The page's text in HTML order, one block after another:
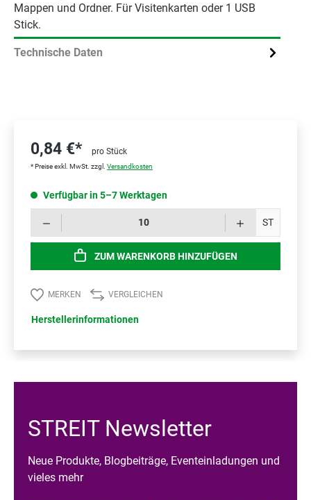
Mappen und Ordner. Für Visitenkarten oder 1 USB
Stick.
Technische Daten
0,84 €* pro Stück
* Preise exkl. MwSt. zzgl. Versandkosten
Verfügbar in 5–7 Werktagen
ST
ZUM WARENKORB HINZUFÜGEN
MERKEN VERGLEICHEN
Herstellerinformationen
STREIT Newsletter
Neue Produkte, Blogbeiträge, Eventeinladungen und
vieles mehr